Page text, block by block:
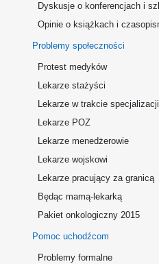
Dyskusje o konferencjach i
Opinie o książkach i
Problemy społeczności
Protest medyków
Lekarze stażyści
Lekarze w trakcie specjalizacji
Lekarze POZ
Lekarze menedżerowie
Lekarze wojskowi
Lekarze pracujący za granicą
Będąc mamą-lekarką
Pakiet onkologiczny 2015
Pomoc uchodźcom
Problemy formalne